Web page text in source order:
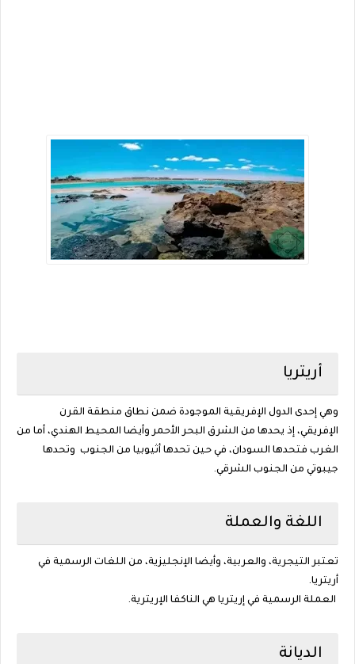
أريتريا
وهي إحدى الدول الإفريقية الموجودة ضمن نطاق منطقة القرن
الإفريقي، إذ يحدها من الشرق البحر الأحمر وأيضا المحيط الهندي، أما من
الغرب فتحدها السودان، في حين تحدها أثيوبيا من الجنوب وتحدها
جيبوتي من الجنوب الشرقي.
اللغة والعملة
تعتبر التيجرية، والعربية، وأيضا الإنجليزية، من اللغات الرسمية في
أريتريا.
العملة الرسمية في إريتريا هي الناكفا الإريترية.
الديانة